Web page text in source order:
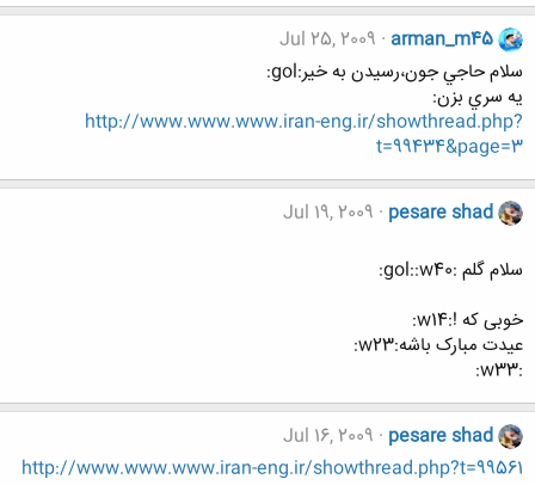
arman_m45
Jul 25, 2009
سلام حاجي جون،رسيدن به خير:gol:
يه سري بزن:
http://www.www.www.iran-eng.ir/showthread.php?
t=99434&page=3
pesare shad
Jul 19, 2009
سلام گلم :gol::w40:
خوبی که !:w14:
عیدت مبارک باشه:w23:
:w33:
pesare shad
Jul 16, 2009
http://www.www.www.iran-eng.ir/showthread.php?t=99561